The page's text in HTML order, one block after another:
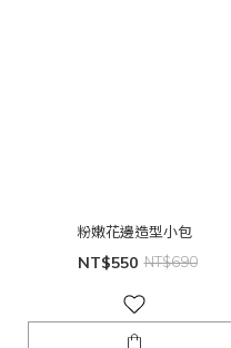
粉嫩花邊造型小包
NT$550 NT$690